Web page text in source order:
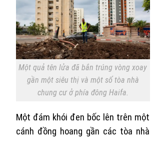
Một quả tên lửa đã bắn trúng vòng xoay
gần một siêu thị và một số tòa nhà
chung cư ở phía đông Haifa.
Một đám khói đen bốc lên trên một
cánh đồng hoang gần các tòa nhà